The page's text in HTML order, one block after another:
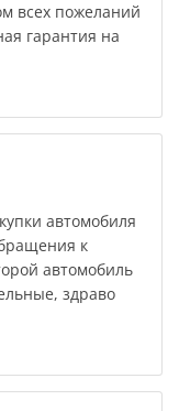
всех пожеланий
гарантия на
автомобиля
к
автомобиль
здраво